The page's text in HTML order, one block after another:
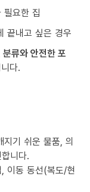
필요한 집
끝내고 싶은 경우
분류와 안전한 포
다.
지기 쉬운 물품, 의
니다.
이동 동선(복도/현